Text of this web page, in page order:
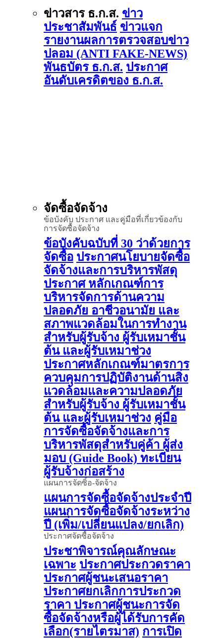
ข่าวสาร ธ.ก.ส. ข่าว
ประชาสัมพันธ์ ข่าวแจก
รายงานผลการตรวจสอบข่าว
ปลอม (ANTI FAKE-NEWS)
พันธบัตร ธ.ก.ส. ประกาศ
อันดับเครดิตของ ธ.ก.ส.
จัดซื้อจัดจ้าง
ข้อบังคับ ประกาศ และคู่มือที่เกี่ยวข้องกับ
การจัดซื้อจัดจ้าง
ข้อบังคับฉบับที่ 30 ว่าด้วยการ
จัดซื้อ ประกาศนโยบายจัดซื้อ
จัดจ้างและการบริหารพัสดุ
ประกาศ หลักเกณฑ์การ
บริหารจัดการด้านความ
ปลอดภัย อาชีวอนามัย และ
สภาพแวดล้อมในการทำงาน
สำหรับผู้รับจ้าง ผู้รับเหมาชั้น
ต้น และผู้รับเหมาช่วง
ประกาศหลักเกณฑ์มาตรการ
ควบคุมการปฏิบัติงานด้านสิ่ง
แวดล้อมและความปลอดภัย
สำหรับผู้รับจ้าง ผู้รับเหมาชั้น
ต้น และผู้รับเหมาช่วง คู่มือ
การจัดซื้อจัดจ้างและการ
บริหารพัสดุสำหรับคู่ค้า ผู้ส่ง
มอบ (Guide Book) ทะเบียน
ผู้รับจ้างก่อสร้าง
แผนการจัดซิ้อ-จัดจ้าง
แผนการจัดซื้อจัดจ้างประจำปี
แผนการจัดซื้อจัดจ้างระหว่าง
ปี (เพิ่ม/เปลี่ยนแปลง/ยกเลิก)
ประกาศจัดซื้อจัดจ้าง
ประชาพิจารณ์คุณลักษณะ
เฉพาะ ประกาศประกวดราคา
ประกาศผู้ชนะเสนอราคา
ประกาศยกเลิกการประกวด
ราคา ประกาศผู้ชนะการจัด
ซื้อจัดจ้างหรือผู้ได้รับการคัด
เลือก(รายไตรมาส) การเปิด